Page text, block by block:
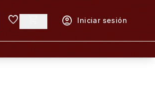
favorite account_circle Iniciar sesión